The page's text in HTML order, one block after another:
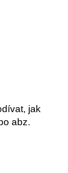
jak
abz.